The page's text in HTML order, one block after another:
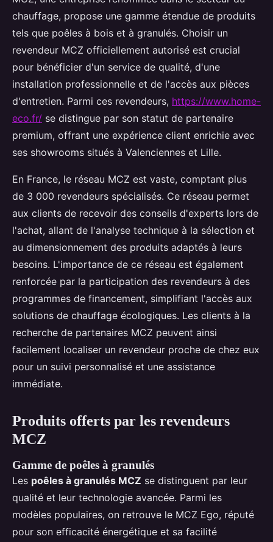
chauffage, propose une gamme étendue de produits
tels que poêles à bois et à granulés. Choisir un
revendeur MCZ officiellement autorisé est crucial
pour bénéficier d'un service de qualité, d'une
installation professionnelle et de l'accès aux pièces
d'entretien. Parmi ces revendeurs, https://www.home-
eco.fr/ se distingue par son statut de partenaire
premium, offrant une expérience client enrichie avec
ses showrooms situés à Valenciennes et Lille.
En France, le réseau MCZ est vaste, comptant plus
de 3 000 revendeurs spécialisés. Ce réseau permet
aux clients de recevoir des conseils d'experts lors de
l'achat, allant de l'analyse technique à la sélection et
au dimensionnement des produits adaptés à leurs
besoins. L'importance de ce réseau est également
renforcée par la participation des revendeurs à des
programmes de financement, simplifiant l'accès aux
solutions de chauffage écologiques. Les clients à la
recherche de partenaires MCZ peuvent ainsi
facilement localiser un revendeur proche de chez eux
pour un suivi personnalisé et une assistance
immédiate.
Produits offerts par les revendeurs
MCZ
Gamme de poêles à granulés
Les poêles à granulés MCZ se distinguent par leur
qualité et leur technologie avancée. Parmi les
modèles populaires, on retrouve le MCZ Ego, réputé
pour son efficacité énergétique et sa facilité